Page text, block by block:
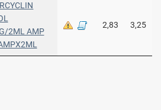
2ML AMP
2,83 3,25